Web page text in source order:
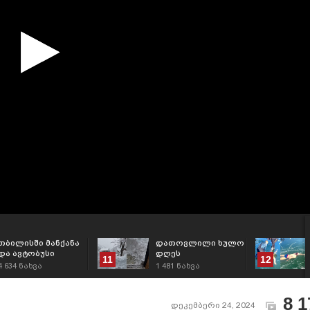
მანქანა
ავტობუსი
634 ნახვა
11
დათოვლილი ხულო
დღეს
1 481 ნახვა
12
დეკემბერი 24, 2024 8